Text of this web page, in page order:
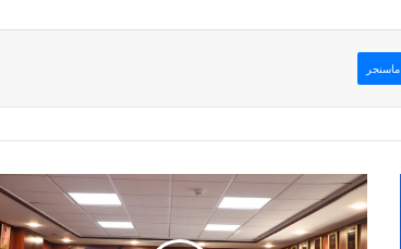
ماسنجر
تجارة
عمّان
تبحث